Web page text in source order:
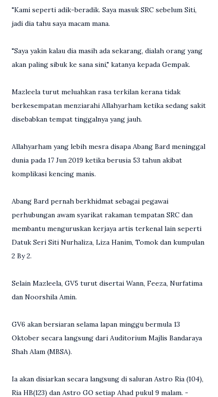
"Kami seperti adik-beradik. Saya masuk SRC sebelum Siti,
jadi dia tahu saya macam mana.
"Saya yakin kalau dia masih ada sekarang, dialah orang yang
akan paling sibuk ke sana sini," katanya kepada Gempak.
Mazleela turut meluahkan rasa terkilan kerana tidak
berkesempatan menziarahi Allahyarham ketika sedang sakit
disebabkan tempat tinggalnya yang jauh.
Allahyarham yang lebih mesra disapa Abang Bard meninggal
dunia pada 17 Jun 2019 ketika berusia 53 tahun akibat
komplikasi kencing manis.
Abang Bard pernah berkhidmat sebagai pegawai
perhubungan awam syarikat rakaman tempatan SRC dan
membantu menguruskan kerjaya artis terkenal lain seperti
Datuk Seri Siti Nurhaliza, Liza Hanim, Tomok dan kumpulan
2 By 2.
Selain Mazleela, GV5 turut disertai Wann, Feeza, Nurfatima
dan Noorshila Amin.
GV6 akan bersiaran selama lapan minggu bermula 13
Oktober secara langsung dari Auditorium Majlis Bandaraya
Shah Alam (MBSA).
Ia akan disiarkan secara langsung di saluran Astro Ria (104),
Ria HB(123) dan Astro GO setiap Ahad pukul 9 malam. -